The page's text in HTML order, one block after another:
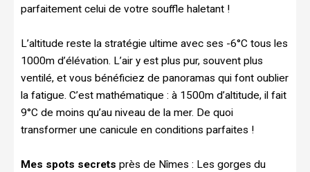
parfaitement celui de votre souffle haletant !
L’altitude reste la stratégie ultime avec ses -6°C tous les
1000m d’élévation. L’air y est plus pur, souvent plus
ventilé, et vous bénéficiez de panoramas qui font oublier
la fatigue. C’est mathématique : à 1500m d’altitude, il fait
9°C de moins qu’au niveau de la mer. De quoi
transformer une canicule en conditions parfaites !
Mes spots secrets près de Nîmes : Les gorges du